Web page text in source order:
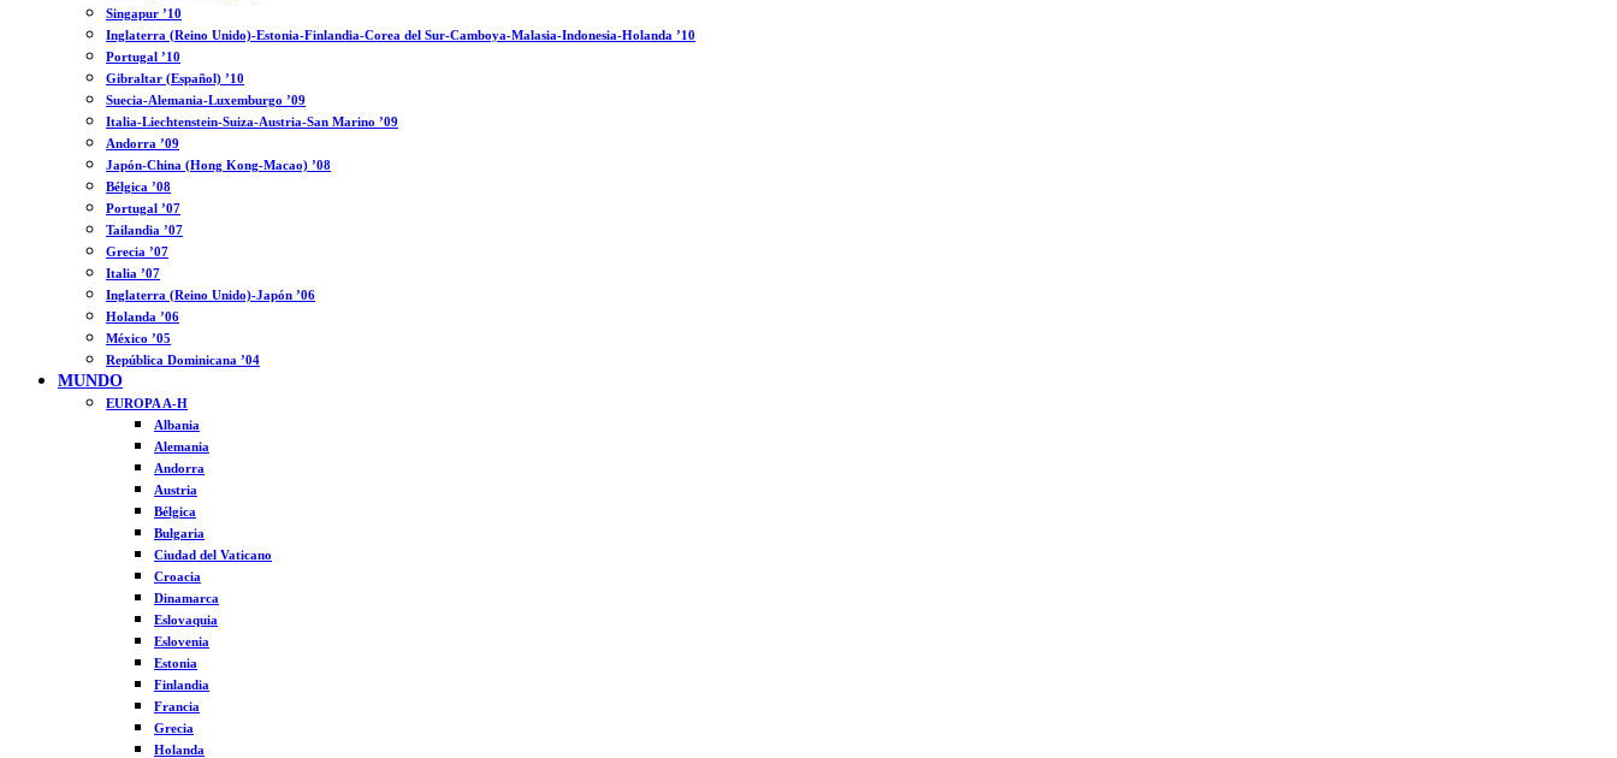
Singapur ’10
Inglaterra (Reino Unido)-Estonia-Finlandia-Corea del Sur-Camboya-Malasia-Indonesia-Holanda ’10
Portugal ’10
Gibraltar (Español) ’10
Suecia-Alemania-Luxemburgo ’09
Italia-Liechtenstein-Suiza-Austria-San Marino ’09
Andorra ’09
Japón-China (Hong Kong-Macao) ’08
Bélgica ’08
Portugal ’07
Tailandia ’07
Grecia ’07
Italia ’07
Inglaterra (Reino Unido)-Japón ’06
Holanda ’06
México ’05
República Dominicana ’04
MUNDO
EUROPA A-H
Albania
Alemania
Andorra
Austria
Bélgica
Bulgaria
Ciudad del Vaticano
Croacia
Dinamarca
Eslovaquia
Eslovenia
Estonia
Finlandia
Francia
Grecia
Holanda